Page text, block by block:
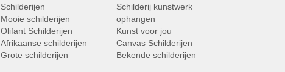
Schilderijen
Mooie schilderijen
Olifant Schilderijen
Afrikaanse schilderijen
Grote schilderijen
Schilderij kunstwerk
ophangen
Kunst voor jou
Canvas Schilderijen
Bekende schilderijen